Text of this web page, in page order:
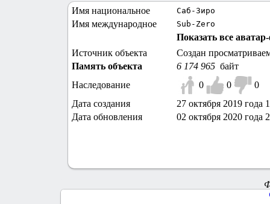
Имя национальное
Саб-Зиро
Имя международное Sub-Zero
Показать все
Источник объекта
Создан
Память объекта
6 174 965 байт
Наследование
0 0
0
Дата создания
27 октября 2019 года
Дата обновления
02 октября 2020 года